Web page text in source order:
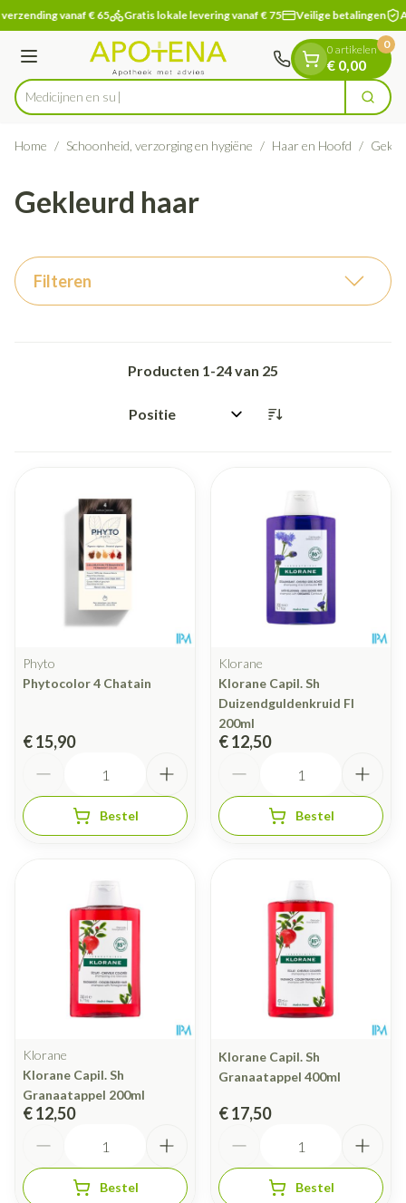
Ga naar de inhoud
1 van 1vanaf € 65 Gratis lokale levering vanaf € 75 Veilige betalingen
Menu
Product, merk, categorie... Zoek
0 artikelen
€ 0,00
0
Home / Schoonheid, verzorging en hygiëne / Haar en Hoofd /
Gekleurd haar
Filteren
Producten 1-24van 25
Sorteer op:
Phyto
Phytocolor 4 Chatain
€ 15,90
Bestel
Klorane
Klorane Capil. Sh
Duizendguldenkruid Fl
200ml
€ 12,50
Bestel
Klorane
Klorane Capil. Sh
Granaatappel 200ml
€ 12,50
Bestel
Klorane Capil. Sh
Granaatappel 400ml
€ 17,50
Bestel